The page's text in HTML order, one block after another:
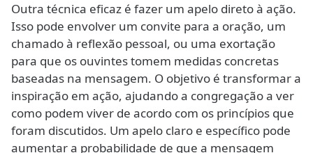
Outra técnica eficaz é fazer um apelo direto à ação.
Isso pode envolver um convite para a oração, um
chamado à reflexão pessoal, ou uma exortação
para que os ouvintes tomem medidas concretas
baseadas na mensagem. O objetivo é transformar a
inspiração em ação, ajudando a congregação a ver
como podem viver de acordo com os princípios que
foram discutidos. Um apelo claro e específico pode
aumentar a probabilidade de que a mensagem